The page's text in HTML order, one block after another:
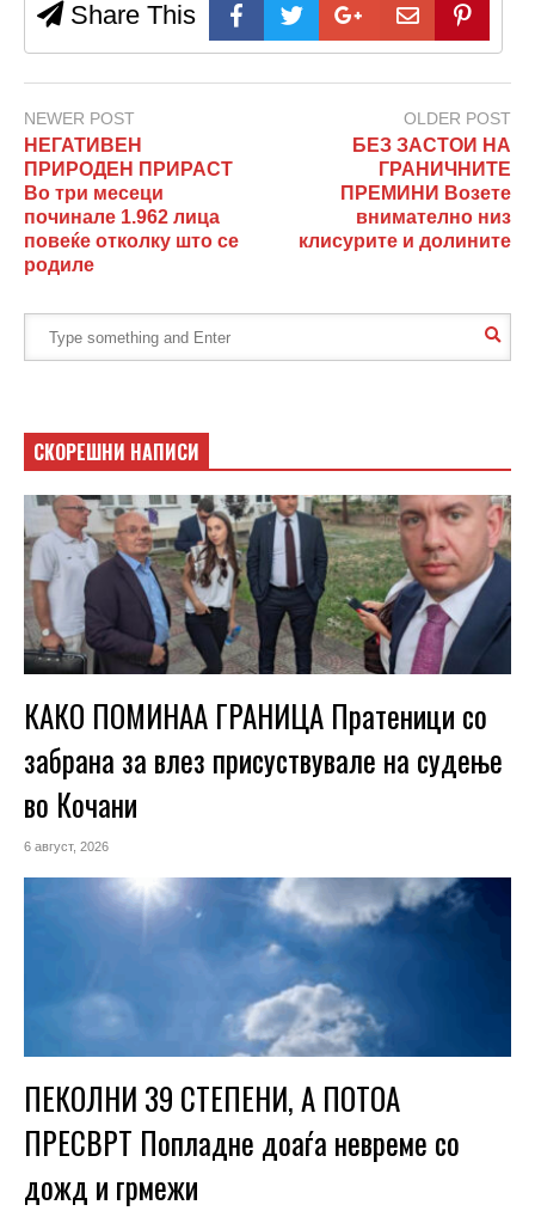
Share This
NEWER POST
НЕГАТИВЕН
ПРИРОДЕН ПРИРАСТ
Во три месеци
починале 1.962 лица
повеќе отколку што се
родиле
OLDER POST
БЕЗ ЗАСТОИ НА
ГРАНИЧНИТЕ
ПРЕМИНИ Возете
внимателно низ
клисурите и долините
СКОРЕШНИ НАПИСИ
КАКО ПОМИНАА ГРАНИЦА Пратеници со
забрана за влез присуствувале на судење
во Кочани
6 август, 2026
ПЕКОЛНИ 39 СТЕПЕНИ, А ПОТОА
ПРЕСВРТ Попладне доаѓа невреме со
дожд и грмежи